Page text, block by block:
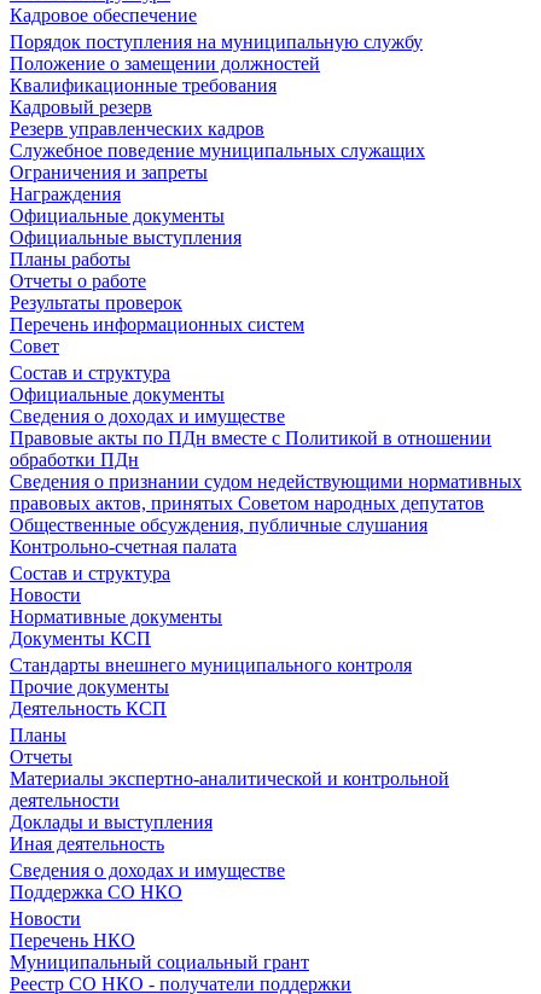
Кадровое обеспечение
Порядок поступления на муниципальную службу
Положение о замещении должностей
Квалификационные требования
Кадровый резерв
Резерв управленческих кадров
Служебное поведение муниципальных служащих
Ограничения и запреты
Награждения
Официальные документы
Официальные выступления
Планы работы
Отчеты о работе
Результаты проверок
Перечень информационных систем
Совет
Состав и структура
Официальные документы
Сведения о доходах и имуществе
Правовые акты по ПДн вместе с Политикой в отношении
обработки ПДн
Сведения о признании судом недействующими нормативных
правовых актов, принятых Советом народных депутатов
Общественные обсуждения, публичные слушания
Контрольно-счетная палата
Состав и структура
Новости
Нормативные документы
Документы КСП
Стандарты внешнего муниципального контроля
Прочие документы
Деятельность КСП
Планы
Отчеты
Материалы экспертно-аналитической и контрольной
деятельности
Доклады и выступления
Иная деятельность
Сведения о доходах и имуществе
Поддержка СО НКО
Новости
Перечень НКО
Муниципальный социальный грант
Реестр СО НКО - получатели поддержки